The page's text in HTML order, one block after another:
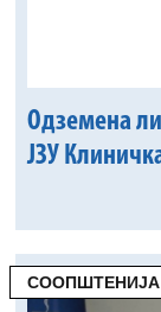
Одземена
ЈЗУ
СООПШТЕНИЈА